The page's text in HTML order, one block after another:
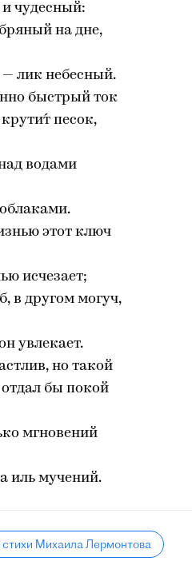
чудесный:
на дне,
— лик небесный.
быстрый ток
песок,
водами
этот ключ
исчезает;
в другом могуч,
увлекает.
но такой
бы покой
мгновений
иль мучений.
стихи Михаила Лермонтова